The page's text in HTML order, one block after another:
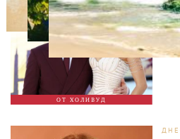
ОТ ХОЛИВУД